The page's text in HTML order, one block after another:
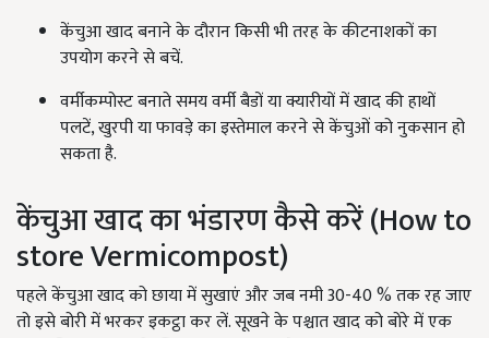
केंचुआ खाद बनाने के दौरान किसी भी तरह के कीटनाशकों का
उपयोग करने से बचें.
वर्मीकम्पोस्ट बनाते समय वर्मी बैडों या क्यारीयों में खाद की हाथों
पलटें, खुरपी या फावड़े का इस्तेमाल करने से केंचुओं को नुकसान हो
सकता है.
केंचुआ खाद का भंडारण कैसे करें (How to
store Vermicompost)
पहले केंचुआ खाद को छाया में सुखाएं और जब नमी 30-40 % तक रह जाए
तो इसे बोरी में भरकर इकट्ठा कर लें. सूखने के पश्चात खाद को बोरे में एक